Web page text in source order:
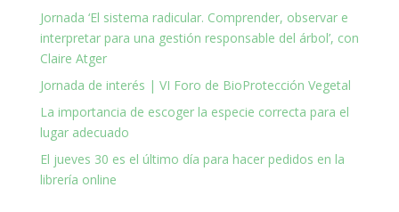
Jornada ‘El sistema radicular. Comprender, observar e
interpretar para una gestión responsable del árbol’, con
Claire Atger
Jornada de interés | VI Foro de BioProtección Vegetal
La importancia de escoger la especie correcta para el
lugar adecuado
El jueves 30 es el último día para hacer pedidos en la
librería online